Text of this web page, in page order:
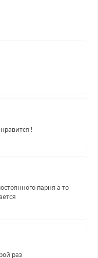
!
парня а то
раз